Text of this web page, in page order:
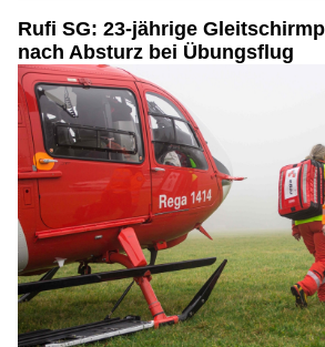
Rufi SG: 23-jährige
nach Absturz bei Übungsflug